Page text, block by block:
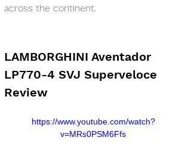
across the continent.
LAMBORGHINI Aventador
LP770-4 SVJ Superveloce
Review
https://www.youtube.com/watch?
v=MRs0PSM6Ffs